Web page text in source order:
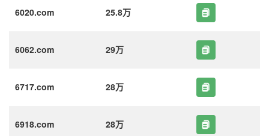
6020.com 25.8万
6062.com 29万
6717.com 28万
6918.com 28万